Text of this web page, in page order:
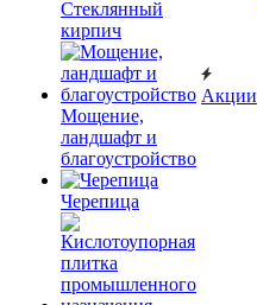
Cтеклянный
кирпич
Мощение,
ландшафт и
благоустройство
Черепица
Акции